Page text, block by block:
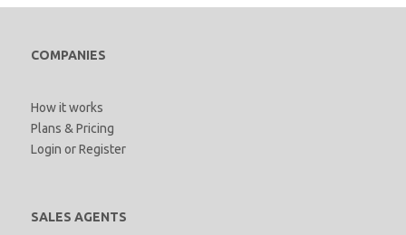
COMPANIES
How it works
Plans & Pricing
Login orRegister
SALES AGENTS